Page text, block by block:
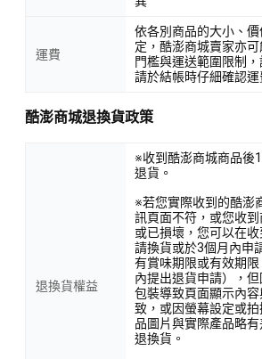
運費
依各別商品的大小、
定，酷澎商城賣家亦
門檻與運送範圍限制
請於結帳時仔細確認運
酷澎商城退換貨政策
退換貨權益
※收到酷澎商城商品後
退貨。
※若您實際收到的酷澎
訊頁面不符，或您收
或已損壞，您可以在
請換貨或於3個月內申
有賞味期限或有效期
內提出退貨申請），
包裝導致頁面顯示內
致，或因螢幕設定或
品圖片與實際產品略
退換貨。